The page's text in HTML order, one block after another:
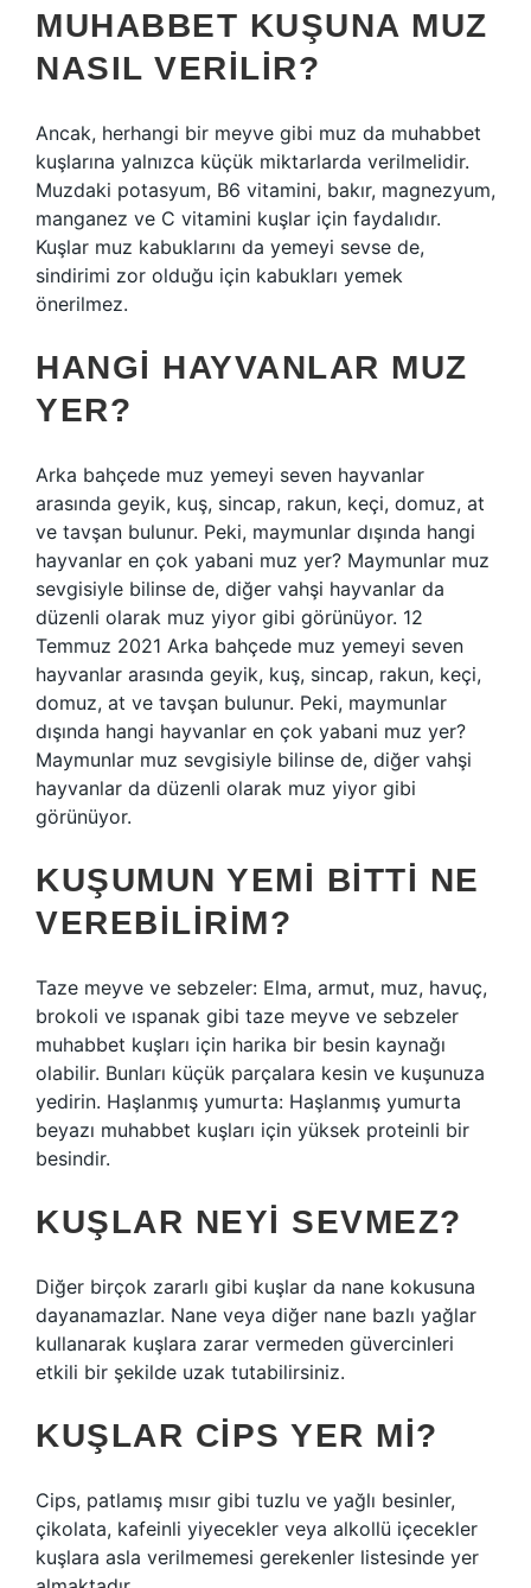
MUHABBET KUŞUNA MUZ
NASIL VERILIR?
Ancak, herhangi bir meyve gibi muz da muhabbet
kuşlarına yalnızca küçük miktarlarda verilmelidir.
Muzdaki potasyum, B6 vitamini, bakır, magnezyum,
manganez ve C vitamini kuşlar için faydalıdır.
Kuşlar muz kabuklarını da yemeyi sevse de,
sindirimi zor olduğu için kabukları yemek
önerilmez.
HANGI HAYVANLAR MUZ
YER?
Arka bahçede muz yemeyi seven hayvanlar
arasında geyik, kuş, sincap, rakun, keçi, domuz, at
ve tavşan bulunur. Peki, maymunlar dışında hangi
hayvanlar en çok yabani muz yer? Maymunlar muz
sevgisiyle bilinse de, diğer vahşi hayvanlar da
düzenli olarak muz yiyor gibi görünüyor. 12
Temmuz 2021 Arka bahçede muz yemeyi seven
hayvanlar arasında geyik, kuş, sincap, rakun, keçi,
domuz, at ve tavşan bulunur. Peki, maymunlar
dışında hangi hayvanlar en çok yabani muz yer?
Maymunlar muz sevgisiyle bilinse de, diğer vahşi
hayvanlar da düzenli olarak muz yiyor gibi
görünüyor.
KUŞUMUN YEMI BITTI NE
VEREBILIRIM?
Taze meyve ve sebzeler: Elma, armut, muz, havuç,
brokoli ve ıspanak gibi taze meyve ve sebzeler
muhabbet kuşları için harika bir besin kaynağı
olabilir. Bunları küçük parçalara kesin ve kuşunuza
yedirin. Haşlanmış yumurta: Haşlanmış yumurta
beyazı muhabbet kuşları için yüksek proteinli bir
besindir.
KUŞLAR NEYI SEVMEZ?
Diğer birçok zararlı gibi kuşlar da nane kokusuna
dayanamazlar. Nane veya diğer nane bazlı yağlar
kullanarak kuşlara zarar vermeden güvercinleri
etkili bir şekilde uzak tutabilirsiniz.
KUŞLAR CIPS YER MI?
Cips, patlamış mısır gibi tuzlu ve yağlı besinler,
çikolata, kafeinli yiyecekler veya alkollü içecekler
kuşlara asla verilmemesi gerekenler listesinde yer